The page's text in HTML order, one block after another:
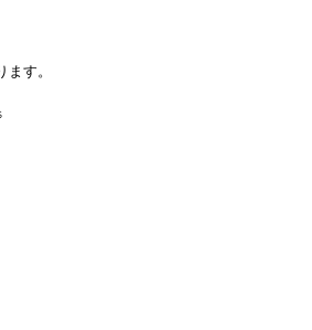
す。